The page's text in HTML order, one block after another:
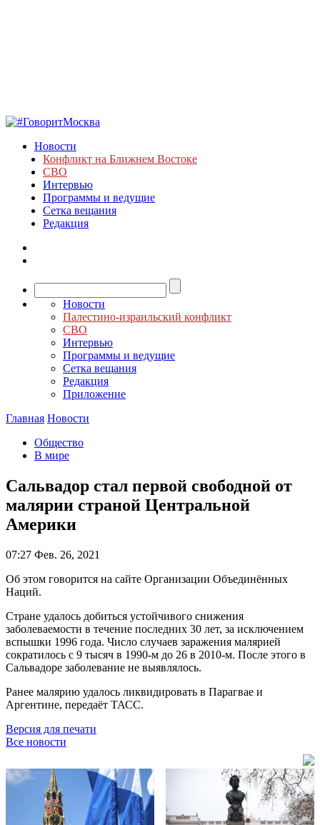
Новости
Конфликт на Ближнем Востоке
СВО
Интервью
Программы и ведущие
Сетка вещания
Редакция
Новости
Палестино-израильский конфликт
СВО
Интервью
Программы и ведущие
Сетка вещания
Редакция
Приложение
Главная Новости
Общество
В мире
Сальвадор стал первой свободной от
малярии страной Центральной
Америки
07:27 Фев. 26, 2021
Об этом говорится на сайте Организации Объединённых
Наций.
Стране удалось добиться устойчивого снижения
заболеваемости в течение последних 30 лет, за исключением
вспышки 1996 года. Число случаев заражения малярией
сократилось с 9 тысяч в 1990-м до 26 в 2010-м. После этого в
Сальвадоре заболевание не выявлялось.
Ранее малярию удалось ликвидировать в Парагвае и
Аргентине, передаёт ТАСС.
Версия для печати
Все новости